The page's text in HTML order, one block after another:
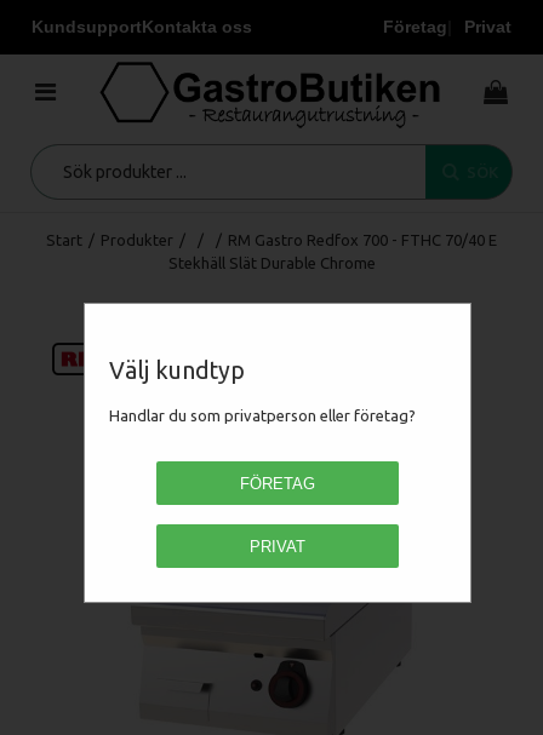
KundsupportKontakta oss Företag Privat
Välj kundtyp
Handlar du som privatperson eller företag?
FÖRETAG
PRIVAT
Start / Produkter / / / RM Gastro Redfox 700 - FTHC 70/40 E
Stekhäll Slät Durable Chrome